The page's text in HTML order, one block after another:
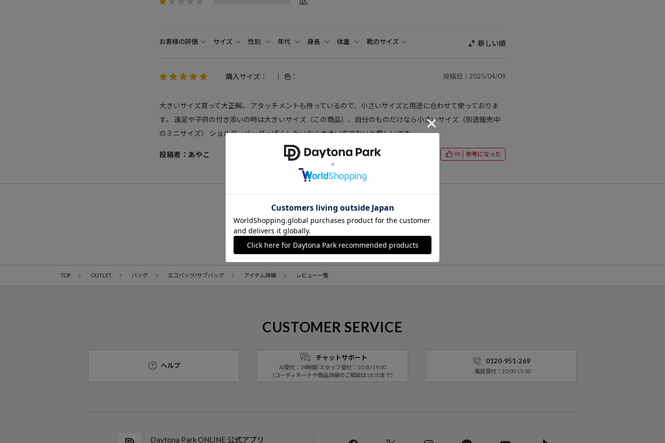
お客様の評価 サイズ 性別 年代 身長 体重 靴のサイズ 新しい順
購入サイズ： 色： 投稿日：2025/04/09
大きいサイズ買って大正解。 アタッチメントも持っているので、小さいサイズと用途に合わせて使っておりま
す。 遠足や子供の付き添いの時は大きいサイズ（この商品）、自分のものだけなら小さいサイズ（別途販売中
のミニサイズ） ショルダーバッグっぽくしたいなら大きい方でないと厳しいです。
投稿者：あやこ 95 参考になった
商品詳細へ戻る
TOP OUTLET バッグ エコバッグ/サブバッグ アイテム詳細 レビュー一覧
CUSTOMER SERVICE
ヘルプ
チャットサポート
AI受付：24時間/スタッフ受付：10:00-19:00
(コーディネートや商品詳細のご相談は18:00まで)
0120-951-269
電話受付：10:00-19:00
Daytona Park ONLINE 公式アプリ